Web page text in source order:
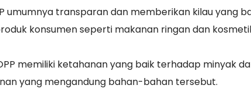
umumnya transparan dan memberikan kilau yang
konsumen seperti makanan ringan dan
memiliki ketahanan yang baik terhadap minyak
yang mengandung bahan-bahan tersebut.